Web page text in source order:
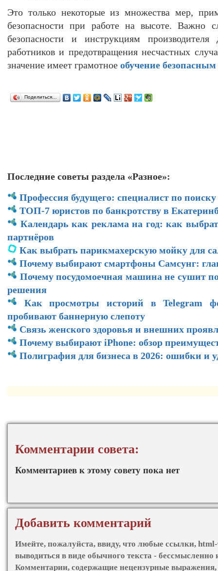
Это только некоторые из множества мер,
безопасности при работе на высоте. Важно
безопасности и инструкциям
работников и предотвращения несчастных
значение имеет грамотное обучение
Поделиться…
Последние советы раздела «Разное»:
Профессия будущего: специалист по
ТОП-7 юристов по банкротству в
Календарь как реклама на год: как
партнёров
Как выбрать парикмахерскую мойку для
Почему выбирают смартфоны Самсунг:
Почему посудомоечная машина не сушит
решения
Как просмотры историй в Telegram
пробивают баннерную слепоту
Связь женского здоровья и внешних
Почему выбирают iPhone: обзор
Полиграфия для бизнеса в 2026: ошибки и
Комментарии совета:
Комментариев к этому совету пока нет
Добавить комментарий
Имейте, пожалуйста, ввиду, что любые ссылки,
выводиться в виде обычного текста - бессмысленно
Комментарии, содержащие нецензурные